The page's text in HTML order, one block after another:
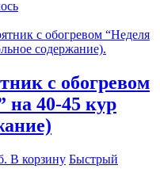
с обогревом
на 40-45 кур
Текущая
В корзину Быстрый